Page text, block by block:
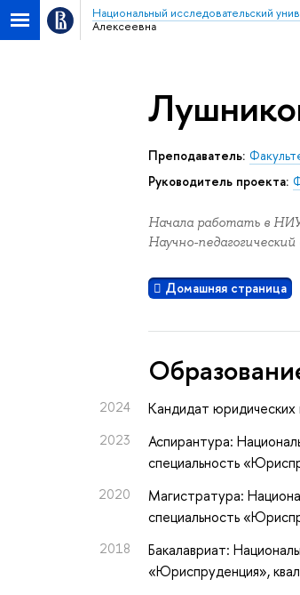
Национальный исследовательский
Алексеевна
Преподаватель:
Руководитель проекта:
Начала работать в
Научно-
Домашняя страница
2024 Кандидат юридических
2023
Аспирантура:
специальность
2020
Магистратура:
специальность
2018
Бакалавриат:
«Юриспруденция»,